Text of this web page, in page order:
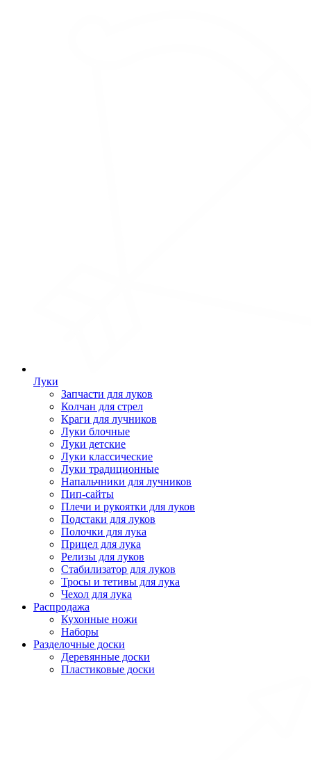
Луки
Запчасти для луков
Колчан для стрел
Краги для лучников
Луки блочные
Луки детские
Луки классические
Луки традиционные
Напальчники для лучников
Пип-сайты
Плечи и рукоятки для луков
Подстаки для луков
Полочки для лука
Прицел для лука
Релизы для луков
Стабилизатор для луков
Тросы и тетивы для лука
Чехол для лука
Распродажа
Кухонные ножи
Наборы
Разделочные доски
Деревянные доски
Пластиковые доски